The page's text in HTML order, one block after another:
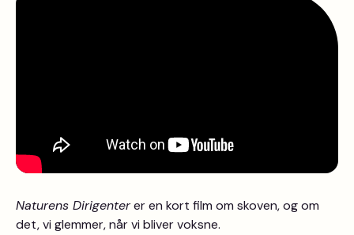
Naturens Dirigenterer en kort film om skoven, og om
det, vi glemmer, når vi bliver voksne.